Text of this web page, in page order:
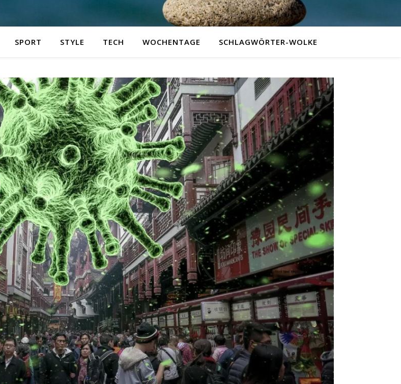
SPORT STYLE TECH WOCHENTAGE SCHLAGWÖRTER-WOLKE